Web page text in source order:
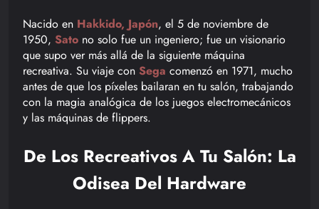
Nacido en Hakkido, Japón, el 5 de noviembre de
1950, Sato no solo fue un ingeniero; fue un visionario
que supo ver más allá de la siguiente máquina
recreativa. Su viaje con Sega comenzó en 1971, mucho
antes de que los píxeles bailaran en tu salón, trabajando
con la magia analógica de los juegos electromecánicos
y las máquinas de flippers.
De Los Recreativos A Tu Salón: La
Odisea Del Hardware